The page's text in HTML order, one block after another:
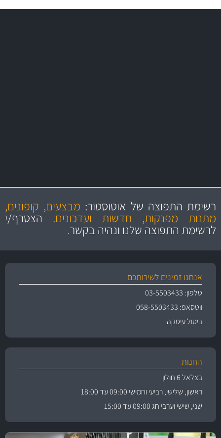
מקצועיות
ושירות מצויין
מחירים
הוגנים
והיצע מוצרים איכותירשימת התפוצה של אוטוסטור: מבצעים, קופונים,
מתנות מפנקות, חדשות ועדכונים.הצטרף/י
לרשימת התפוצה שלנו ונהיה בקשר.
אנחנו זמינים לשירותכם
טלפון: 03-5503433
ווטסאפ: 058-5503433
ביטול עיסקה
החנות
בצלאל 6 חולון
ראשון, שלישי, רביעי וחמישי 09:00 עד 18:00
שני, שישי וערבי חג 09:00 עד 15:00